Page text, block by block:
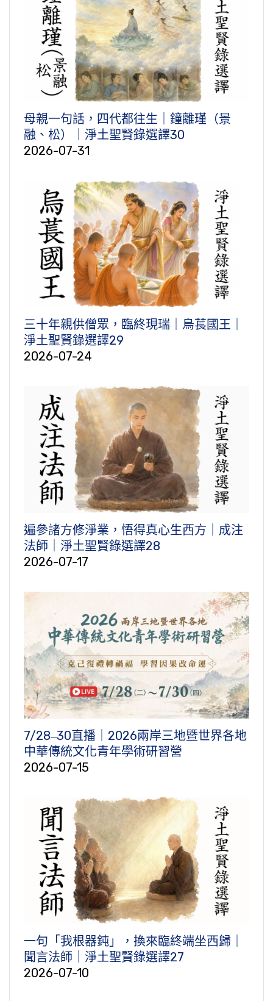
母親一句話，四代都往生｜鐘離瑾（景
融、松）｜淨土聖賢錄選譯30
2026-07-31
三十年親供僧眾，臨終現瑞｜烏萇國王｜
淨土聖賢錄選譯29
2026-07-24
遍參諸方修淨業，悟得真心生西方｜成注
法師｜淨土聖賢錄選譯28
2026-07-17
7/28‒30直播｜2026兩岸三地暨世界各地
中華傳統文化青年學術研習營
2026-07-15
一句「我根器鈍」，換來臨終端坐西歸｜
聞言法師｜淨土聖賢錄選譯27
2026-07-10